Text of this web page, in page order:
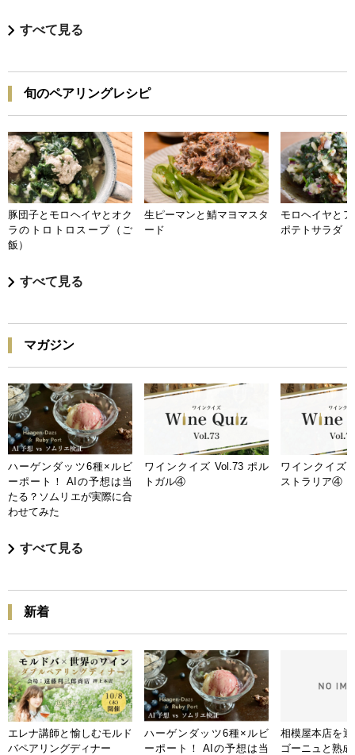
すべて見る
旬のペアリングレシピ
豚団子とモロヘイヤとオク
ラのトロトロスープ（ご
飯）
生ピーマンと鯖マヨマスタ
ード
モロヘイヤと
ポテトサラダ
すべて見る
マガジン
ハーゲンダッツ6種×ルビ
ーポート！ AIの予想は当
たる？ソムリエが実際に合
わせてみた
ワインクイズ Vol.73 ポル
トガル④
ワインクイズ
ストラリア④
すべて見る
新着
エレナ講師と愉しむモルド
バペアリングディナー
ハーゲンダッツ6種×ルビ
ーポート！ AIの予想は当
相模屋本店を
ゴーニュと熟